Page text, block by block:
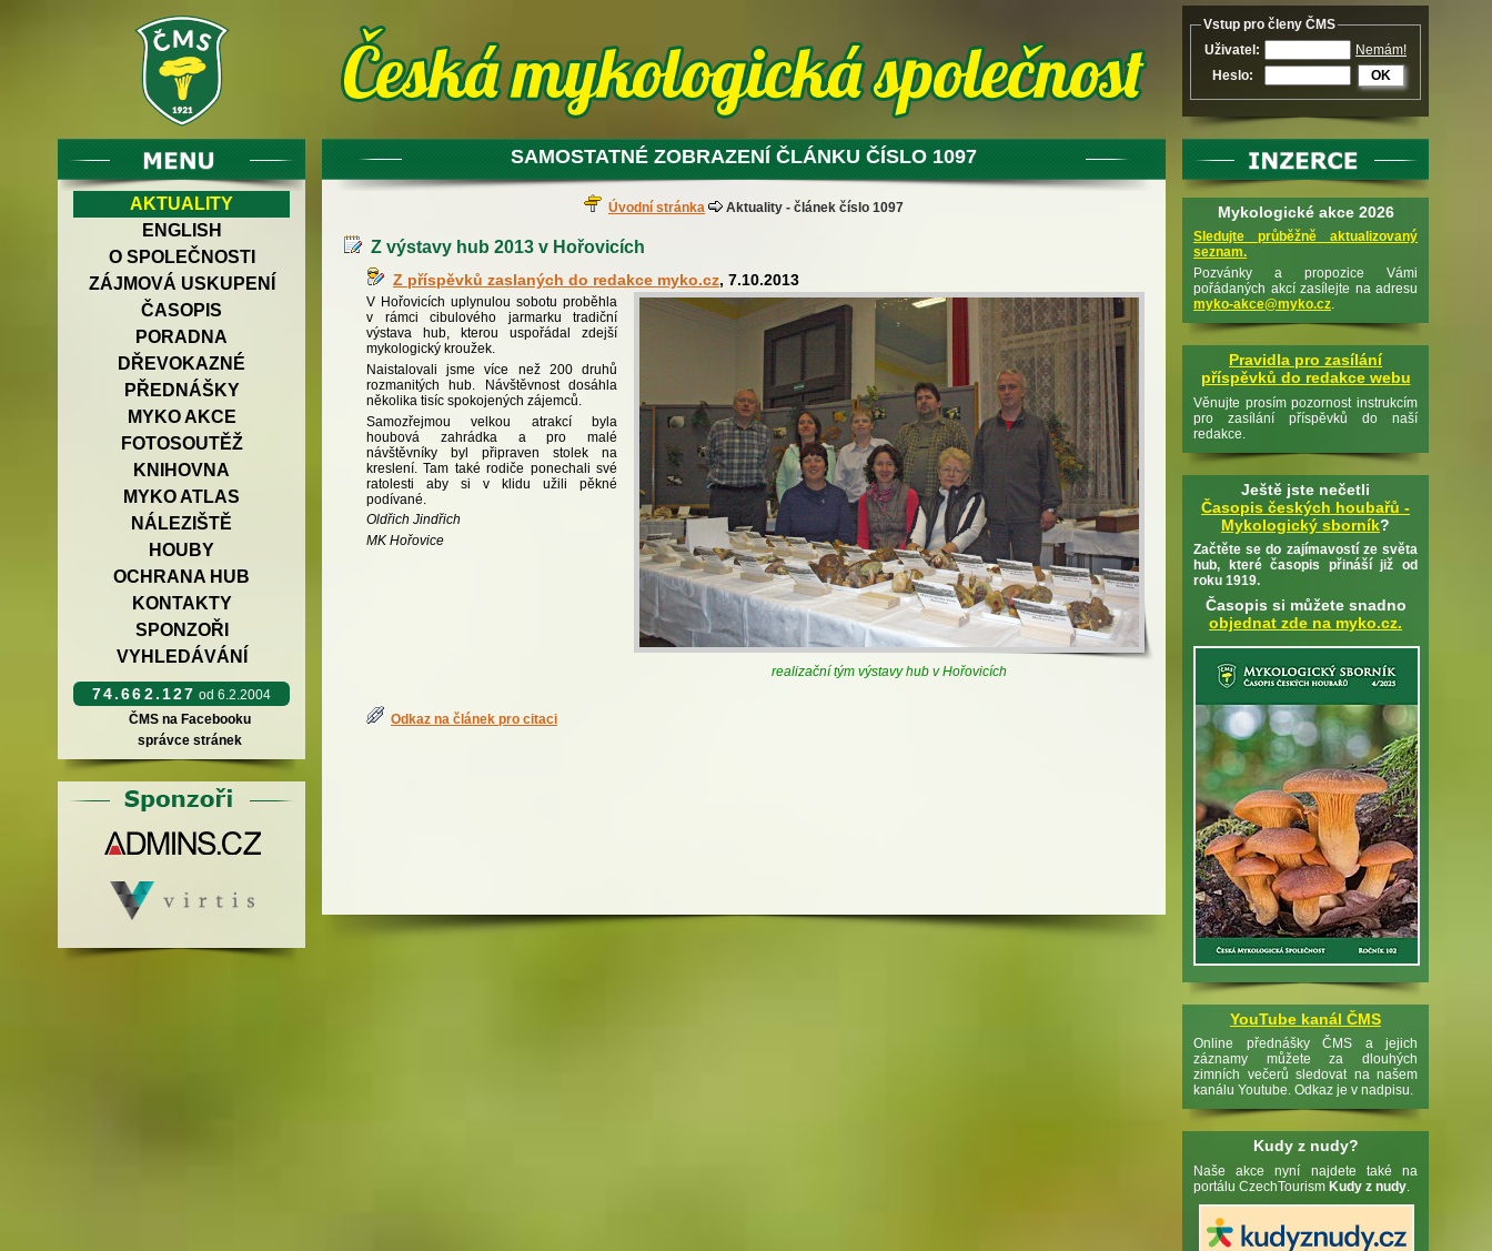
AKTUALITY
ENGLISH
O SPOLEČNOSTI
ZÁJMOVÁ USKUPENÍ
ČASOPIS
PORADNA
DŘEVOKAZNÉ
PŘEDNÁŠKY
MYKO AKCE
FOTOSOUTĚŽ
KNIHOVNA
MYKO ATLAS
NÁLEZIŠTĚ
HOUBY
OCHRANA HUB
KONTAKTY
SPONZOŘI
VYHLEDÁVÁNÍ
74.662.127 od 6.2.2004
ČMS na Facebooku
správce stránek
SAMOSTATNÉ ZOBRAZENÍ ČLÁNKU ČÍSLO 1097
Úvodní stránka Aktuality - článek číslo 1097
Z výstavy hub 2013 v Hořovicích
Z příspěvků zaslaných do redakce myko.cz, 7.10.2013
realizační tým výstavy hub v Hořovicích
V Hořovicích uplynulou sobotu proběhla
v rámci cibulového jarmarku tradiční
výstava hub, kterou uspořádal zdejší
mykologický kroužek.
Naistalovali jsme více než 200 druhů
rozmanitých hub. Návštěvnost dosáhla
několika tisíc spokojených zájemců.
Samozřejmou velkou atrakcí byla
houbová zahrádka a pro malé
návštěvníky byl připraven stolek na
kreslení. Tam také rodiče ponechali své
ratolesti aby si v klidu užili pěkné
podívané.
Oldřich Jindřich
MK Hořovice
Odkaz na článek pro citaci
Vstup pro členy ČMS
Uživatel:
Nemám!
Heslo:
OK
Mykologické akce 2026
Sledujte průběžně aktualizovaný
seznam.
Pozvánky a propozice Vámi
pořádaných akcí zasílejte na adresu
myko-akce@myko.cz.
Pravidla pro zasílání
příspěvků do redakce webu
Věnujte prosím pozornost instrukcím
pro zasílání příspěvků do naší
redakce.
Ještě jste nečetli
Časopis českých houbařů -
Mykologický sborník?
Začtěte se do zajímavostí ze světa
hub, které časopis přináší již od
roku 1919.
Časopis si můžete snadno
objednat zde na myko.cz.
YouTube kanál ČMS
Online přednášky ČMS a jejich
záznamy můžete za dlouhých
zimních večerů sledovat na našem
kanálu Youtube. Odkaz je v nadpisu.
Kudy z nudy?
Naše akce nyní najdete také na
portálu CzechTourism Kudy z nudy